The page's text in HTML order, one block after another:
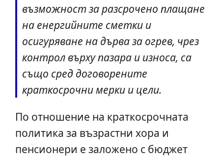
възможност за разсрочено плащане
на енергийните сметки и
осигуряване на дърва за огрев, чрез
контрол върху пазара и износа, са
също сред договорените
краткосрочни мерки и цели.
По отношение на краткосрочната
политика за възрастни хора и
пенсионери е заложено с бюджет